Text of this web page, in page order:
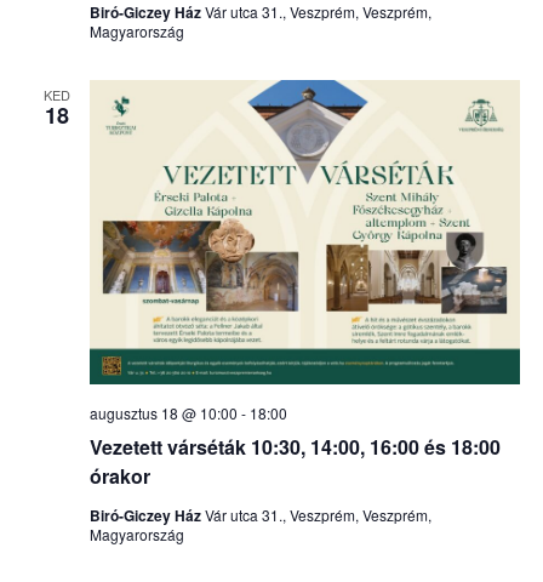
Biró-Giczey HázVár utca 31., Veszprém, Veszprém,
Magyarország
KED
18
Vezetett várséták 10:30, 14:00, 16:00 és 18:00
órakor
augusztus 18 @ 10:00 - 18:00
Biró-Giczey HázVár utca 31., Veszprém, Veszprém,
Magyarország